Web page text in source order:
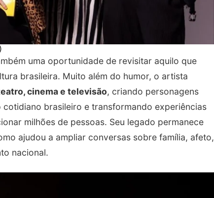
uma oportunidade de revisitar aquilo que
brasileira. Muito além do humor, o artista
cinema e televisão, criando personagens
brasileiro e transformando experiências
milhões de pessoas. Seu legado permanece
ajudou a ampliar conversas sobre família, afeto,
nacional.